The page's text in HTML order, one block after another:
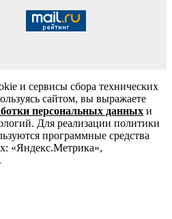
и сервисы сбора технических
сайтом, вы выражаете
персональных данных и
Для реализации политики
программные средства
«Яндекс.Метрика»,